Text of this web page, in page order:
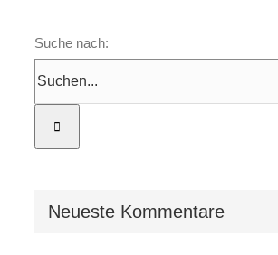
Suche nach:
Neueste Kommentare